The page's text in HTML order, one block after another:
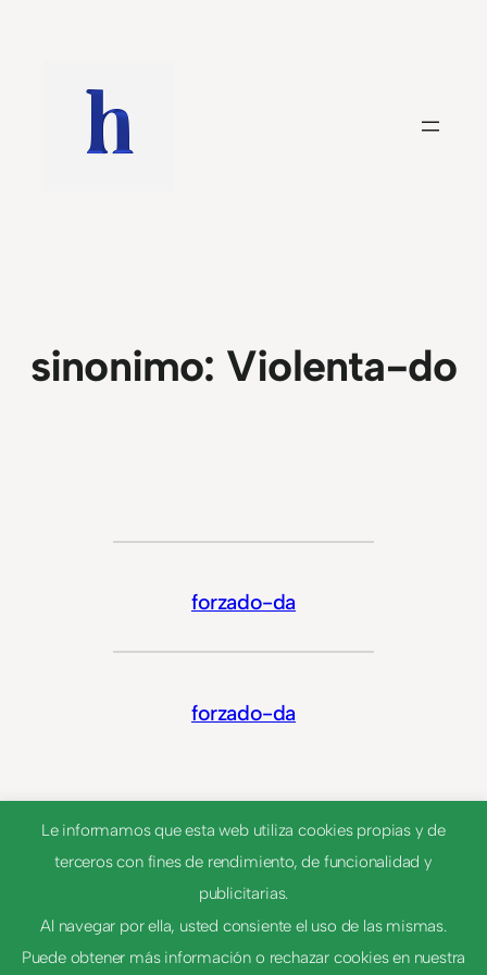
contenido
sinonimo: Violenta-do
forzado-da
forzado-da
Le informamos que esta web utiliza cookies propias y de
terceros con fines de rendimiento, de funcionalidad y
publicitarias.
Al navegar por ella, usted consiente el uso de las mismas.
Puede obtener más información o rechazar cookies en nuestra